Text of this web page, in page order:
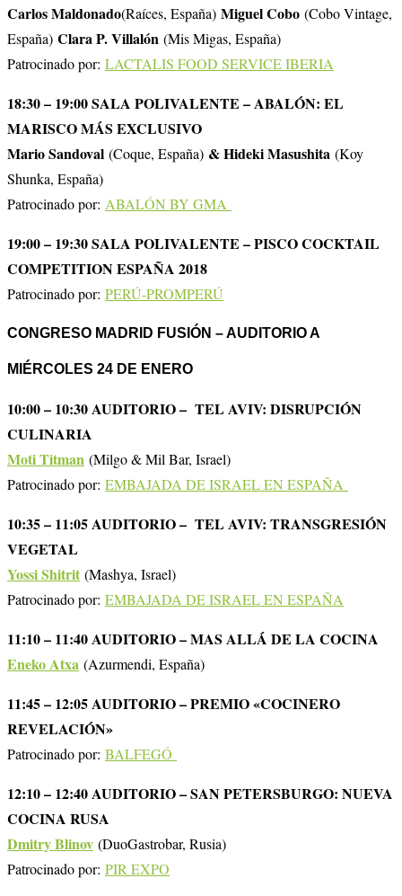
Carlos Maldonado(Raíces, España) Miguel Cobo (Cobo Vintage,
España) Clara P. Villalón (Mis Migas, España)
Patrocinado por: LACTALIS FOOD SERVICE IBERIA
18:30 – 19:00 SALA POLIVALENTE – ABALÓN: EL
MARISCO MÁS EXCLUSIVO
Mario Sandoval (Coque, España) & Hideki Masushita (Koy
Shunka, España)
Patrocinado por: ABALÓN BY GMA
19:00 – 19:30 SALA POLIVALENTE – PISCO COCKTAIL
COMPETITION ESPAÑA 2018
Patrocinado por: PERÚ-PROMPERÚ
CONGRESO MADRID FUSIÓN – AUDITORIO A
MIÉRCOLES 24 DE ENERO
10:00 – 10:30 AUDITORIO – TEL AVIV: DISRUPCIÓN
CULINARIA
Moti Titman (Milgo & Mil Bar, Israel)
Patrocinado por: EMBAJADA DE ISRAEL EN ESPAÑA
10:35 – 11:05 AUDITORIO – TEL AVIV: TRANSGRESIÓN
VEGETAL
Yossi Shitrit (Mashya, Israel)
Patrocinado por: EMBAJADA DE ISRAEL EN ESPAÑA
11:10 – 11:40 AUDITORIO – MAS ALLÁ DE LA COCINA
Eneko Atxa (Azurmendi, España)
11:45 – 12:05 AUDITORIO – PREMIO «COCINERO
REVELACIÓN»
Patrocinado por: BALFEGÓ
12:10 – 12:40 AUDITORIO – SAN PETERSBURGO: NUEVA
COCINA RUSA
Dmitry Blinov (DuoGastrobar, Rusia)
Patrocinado por: PIR EXPO